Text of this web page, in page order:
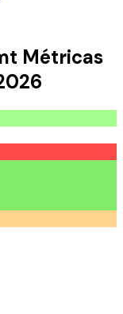
Métricas